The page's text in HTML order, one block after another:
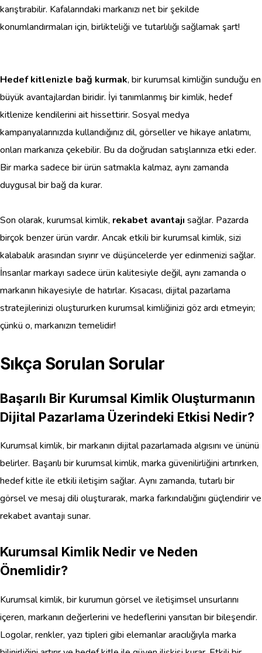
karıştırabilir. Kafalarındaki markanızı net bir şekilde
konumlandırmaları için, birlikteliği ve tutarlılığı sağlamak şart!
Hedef kitlenizle bağ kurmak, bir kurumsal kimliğin sunduğu en
büyük avantajlardan biridir. İyi tanımlanmış bir kimlik, hedef
kitlenize kendilerini ait hissettirir. Sosyal medya
kampanyalarınızda kullandığınız dil, görseller ve hikaye anlatımı,
onları markanıza çekebilir. Bu da doğrudan satışlarınıza etki eder.
Bir marka sadece bir ürün satmakla kalmaz, aynı zamanda
duygusal bir bağ da kurar.
Son olarak, kurumsal kimlik, rekabet avantajı sağlar. Pazarda
birçok benzer ürün vardır. Ancak etkili bir kurumsal kimlik, sizi
kalabalık arasından sıyırır ve düşüncelerde yer edinmenizi sağlar.
İnsanlar markayı sadece ürün kalitesiyle değil, aynı zamanda o
markanın hikayesiyle de hatırlar. Kısacası, dijital pazarlama
stratejilerinizi oluştururken kurumsal kimliğinizi göz ardı etmeyin;
çünkü o, markanızın temelidir!
Sıkça Sorulan Sorular
Başarılı Bir Kurumsal Kimlik Oluşturmanın
Dijital Pazarlama Üzerindeki Etkisi Nedir?
Kurumsal kimlik, bir markanın dijital pazarlamada algısını ve ününü
belirler. Başarılı bir kurumsal kimlik, marka güvenilirliğini artırırken,
hedef kitle ile etkili iletişim sağlar. Aynı zamanda, tutarlı bir
görsel ve mesaj dili oluşturarak, marka farkındalığını güçlendirir ve
rekabet avantajı sunar.
Kurumsal Kimlik Nedir ve Neden
Önemlidir?
Kurumsal kimlik, bir kurumun görsel ve iletişimsel unsurlarını
içeren, markanın değerlerini ve hedeflerini yansıtan bir bileşendir.
Logolar, renkler, yazı tipleri gibi elemanlar aracılığıyla marka